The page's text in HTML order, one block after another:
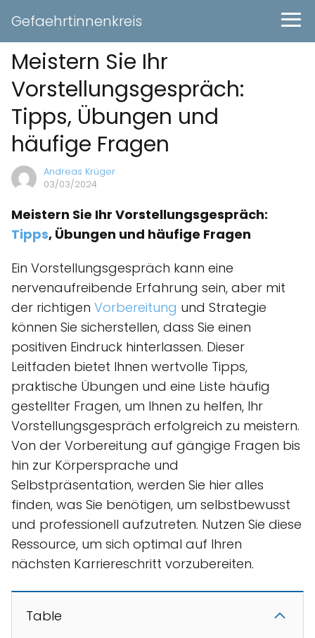
Gefaehrtinnenkreis
Meistern Sie Ihr
Vorstellungsgespräch:
Tipps, Übungen und
häufige Fragen
Andreas Krüger
03/03/2024
Meistern Sie Ihr Vorstellungsgespräch:
Tipps, Übungen und häufige Fragen
Ein Vorstellungsgespräch kann eine
nervenaufreibende Erfahrung sein, aber mit
der richtigen Vorbereitung und Strategie
können Sie sicherstellen, dass Sie einen
positiven Eindruck hinterlassen. Dieser
Leitfaden bietet Ihnen wertvolle Tipps,
praktische Übungen und eine Liste häufig
gestellter Fragen, um Ihnen zu helfen, Ihr
Vorstellungsgespräch erfolgreich zu meistern.
Von der Vorbereitung auf gängige Fragen bis
hin zur Körpersprache und
Selbstpräsentation, werden Sie hier alles
finden, was Sie benötigen, um selbstbewusst
und professionell aufzutreten. Nutzen Sie diese
Ressource, um sich optimal auf Ihren
nächsten Karriereschritt vorzubereiten.
Table